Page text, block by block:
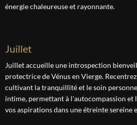
énergie chaleureuse et rayonnante.
juillet
Juillet accueille une introspection
protectrice de Vénus en Vierge.
cultivant la tranquillité et le soin
intime, permettant à l'autocompassion et
vos aspirations dans une étreinte sereine